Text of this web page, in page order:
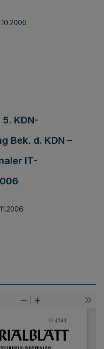
KDN-
Bek. d. KDN –
IT-